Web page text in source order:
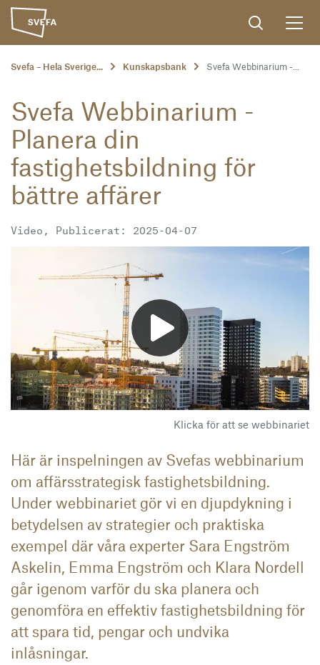
Svefa – Hela Sverige... Kunskapsbank Svefa Webbinarium -...
Svefa Webbinarium -
Planera din
fastighetsbildning för
bättre affärer
Video, Publicerat: 2025-04-07
Klicka för att se webbinariet
Här är inspelningen av Svefas webbinarium
om affärsstrategisk fastighetsbildning.
Under webbinariet gör vi en djupdykning i
betydelsen av strategier och praktiska
exempel där våra experter Sara Engström
Askelin, Emma Engström och Klara Nordell
går igenom varför du ska planera och
genomföra en effektiv fastighetsbildning för
att spara tid, pengar och undvika
inlåsningar.